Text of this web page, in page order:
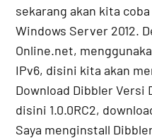
sekarang akan kita
Windows Server 2012.
Online.net,
IPv6, disini kita akan
Download Dibbler Versi
disini 1.0.0RC2,
Saya menginstall